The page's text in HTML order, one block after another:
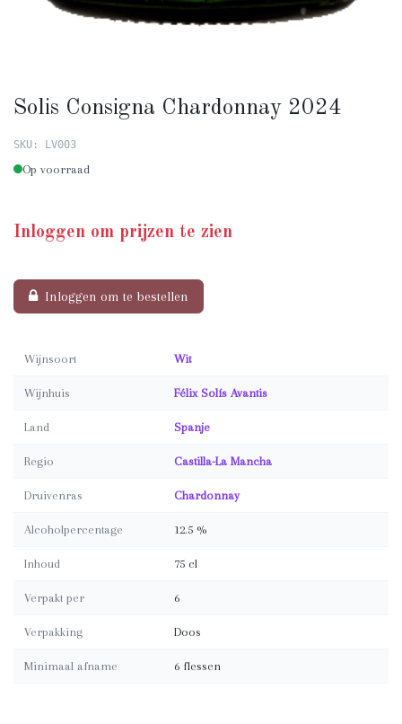
Solis Consigna Chardonnay 2024
SKU: LV003
Op voorraad
Inloggen om prijzen te zien
Inloggen om te bestellen
Wijnsoort Wit
Wijnhuis Félix Solís Avantis
Land Spanje
Regio Castilla-La Mancha
Druivenras Chardonnay
Alcoholpercentage 12.5 %
Inhoud 75 cl
Verpakt per 6
Verpakking Doos
Minimaal afname 6 flessen